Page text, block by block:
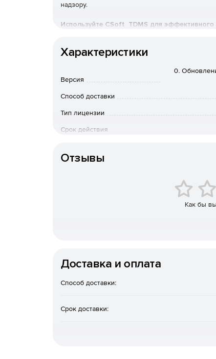
надзору.
Используйте CSoft TDMS для
Основные преимущества
Серверная мультиплатформенная среда с
Работа с СУБД Postgre SQL, СУБД Postgres
предприятия.
Высокая скорость обработки информации.
и сопроводительной документации на
Характеристики
Версия
0.
Способ доставки
Тип лицензии
Срок действия
Отзывы
Как бы
Доставка и оплата
Способ доставки:
Срок доставки: